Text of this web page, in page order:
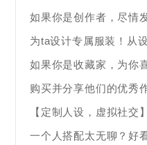
如果你是创作者，尽情
为ta设计专属服装！从
如果你是收藏家，为你
购买并分享他们的优秀
【定制人设，虚拟社交】
一个人搭配太无聊？好